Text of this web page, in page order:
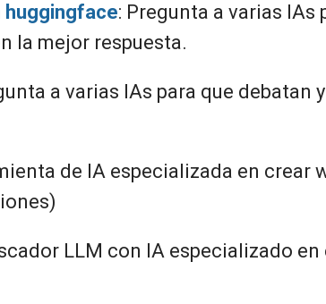
huggingface: Pregunta a varias IAs
la mejor respuesta.
a varias IAs para que debatan
de IA especializada en crear
LLM con IA especializado